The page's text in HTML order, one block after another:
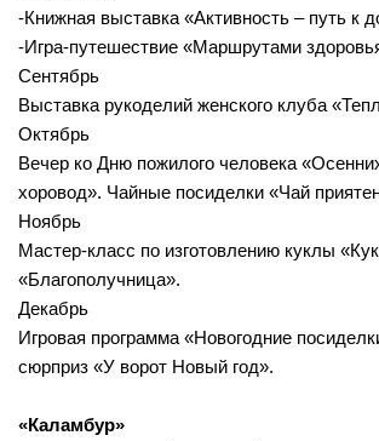
-Книжная выставка «Активность – путь к
-Игра-путешествие «Маршрутами
Сентябрь
Выставка рукоделий женского клуба
Октябрь
Вечер ко Дню пожилого человека
хоровод». Чайные посиделки «Чай
Ноябрь
Мастер-класс по изготовлению куклы
«Благополучница».
Декабрь
Игровая программа «Новогодние
сюрприз «У ворот Новый год».
«Каламбур»